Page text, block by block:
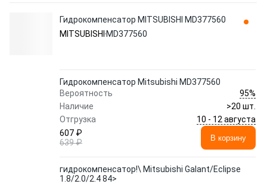
Гидрокомпенсатор MITSUBISHI MD377560
MITSUBISHI MD377560
Гидрокомпенсатор Mitsubishi MD377560
Вероятность
95%
Наличие
>20 шт.
Отгрузка
10 - 12 августа
607 ₽
639 ₽
В корзину
гидрокомпенсатор!\ Mitsubishi Galant/Eclipse
1.8/2.0/2.4 84>